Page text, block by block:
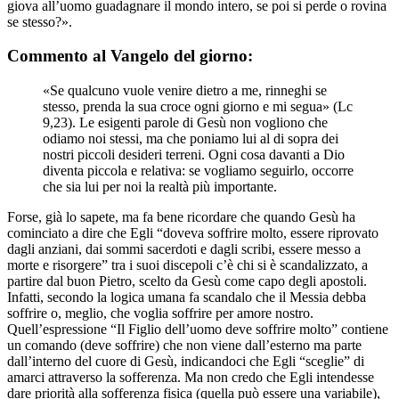
giova all’uomo guadagnare il mondo intero, se poi si perde o rovina
se stesso?».
Commento al Vangelo del giorno:
«Se qualcuno vuole venire dietro a me, rinneghi se
stesso, prenda la sua croce ogni giorno e mi segua» (Lc
9,23). Le esigenti parole di Gesù non vogliono che
odiamo noi stessi, ma che poniamo lui al di sopra dei
nostri piccoli desideri terreni. Ogni cosa davanti a Dio
diventa piccola e relativa: se vogliamo seguirlo, occorre
che sia lui per noi la realtà più importante.
Forse, già lo sapete, ma fa bene ricordare che quando Gesù ha
cominciato a dire che Egli “doveva soffrire molto, essere riprovato
dagli anziani, dai sommi sacerdoti e dagli scribi, essere messo a
morte e risorgere” tra i suoi discepoli c’è chi si è scandalizzato, a
partire dal buon Pietro, scelto da Gesù come capo degli apostoli.
Infatti, secondo la logica umana fa scandalo che il Messia debba
soffrire o, meglio, che voglia soffrire per amore nostro.
Quell’espressione “Il Figlio dell’uomo deve soffrire molto” contiene
un comando (deve soffrire) che non viene dall’esterno ma parte
dall’interno del cuore di Gesù, indicandoci che Egli “sceglie” di
amarci attraverso la sofferenza. Ma non credo che Egli intendesse
dare priorità alla sofferenza fisica (quella può essere una variabile),